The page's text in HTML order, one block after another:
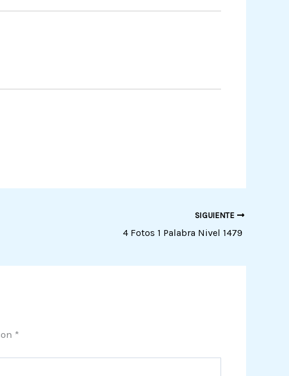
SIGUIENTE
4 Fotos 1 Palabra Nivel 1479
*